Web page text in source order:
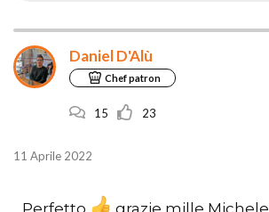
i
o
n
Daniel D'Alù
Chef patron
15 23
11 Aprile 2022
Perfetto grazie mille Michele